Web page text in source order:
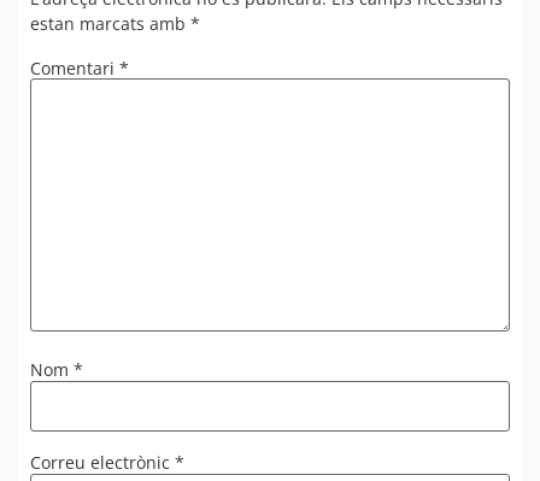
estan marcats amb *
Comentari *
Nom *
Correu electrònic *